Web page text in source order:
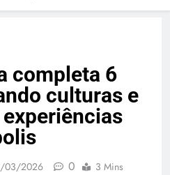
completa 6
culturas e
03/2026 0 3 Mins